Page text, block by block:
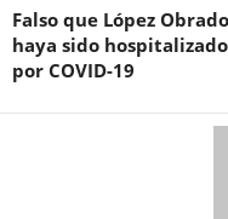
Falso que López
haya sido hospitalizado
por COVID-19